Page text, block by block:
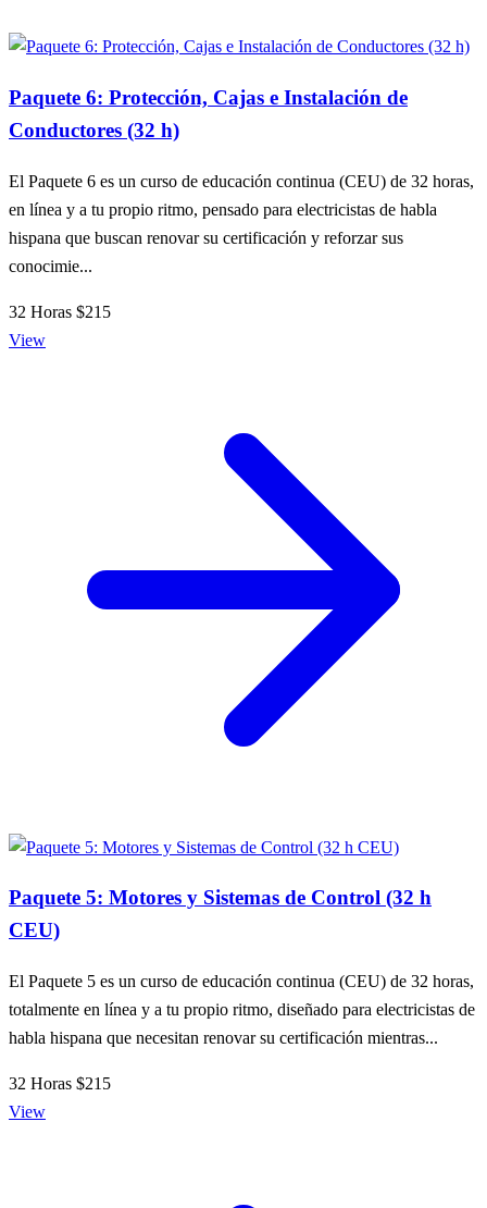
Paquete 6: Protección, Cajas e Instalación de
Conductores (32 h)
El Paquete 6 es un curso de educación continua (CEU) de 32 horas,
en línea y a tu propio ritmo, pensado para electricistas de habla
hispana que buscan renovar su certificación y reforzar sus
conocimie...
32 Horas $215
View
Paquete 5: Motores y Sistemas de Control (32 h
CEU)
El Paquete 5 es un curso de educación continua (CEU) de 32 horas,
totalmente en línea y a tu propio ritmo, diseñado para electricistas de
habla hispana que necesitan renovar su certificación mientras...
32 Horas $215
View